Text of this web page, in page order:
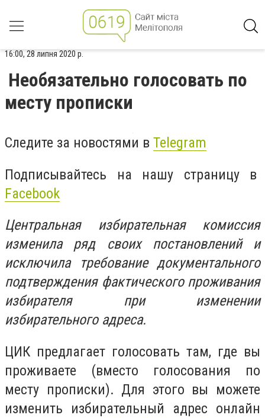
16:00, 28 липня 2020 р.
Необязательно голосовать по
месту прописки
Следите за новостями в Telegram
Подписывайтесь на нашу страницу в
Facebook
Центральная избирательная комиссия
изменила ряд своих постановлений и
исключила требование документального
подтверждения фактического проживания
избирателя при изменении
избирательного адреса.
ЦИК предлагает голосовать там, где вы
проживаете (вместо голосования по
месту прописки). Для этого вы можете
изменить избирательный адрес онлайн